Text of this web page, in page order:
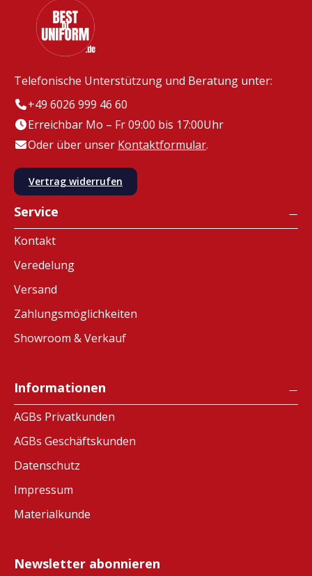
Telefonische Unterstützung und Beratung unter:
+49 6026 999 46 60
Erreichbar Mo – Fr 09:00 bis 17:00Uhr
Oder über unser Kontaktformular.
Vertrag widerrufen
Service
Kontakt
Veredelung
Versand
Zahlungsmöglichkeiten
Showroom & Verkauf
Informationen
AGBs Privatkunden
AGBs Geschäftskunden
Datenschutz
Impressum
Materialkunde
Newsletter abonnieren